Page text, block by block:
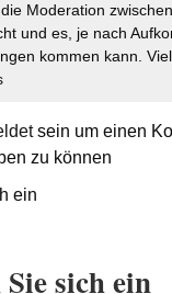
Moderation
und es, je nach
kommen kann.
sein um einen
zu können
ein
sich ein